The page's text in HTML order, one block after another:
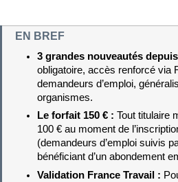
EN BREF
3 grandes nouveautés
obligatoire, accès renforcé via
demandeurs d’emploi,
organismes.
Le forfait 150 € : Tout titulaire
100 € au moment de
(demandeurs d’emploi suivis
bénéficiant d’un abondement
Validation France Travail :